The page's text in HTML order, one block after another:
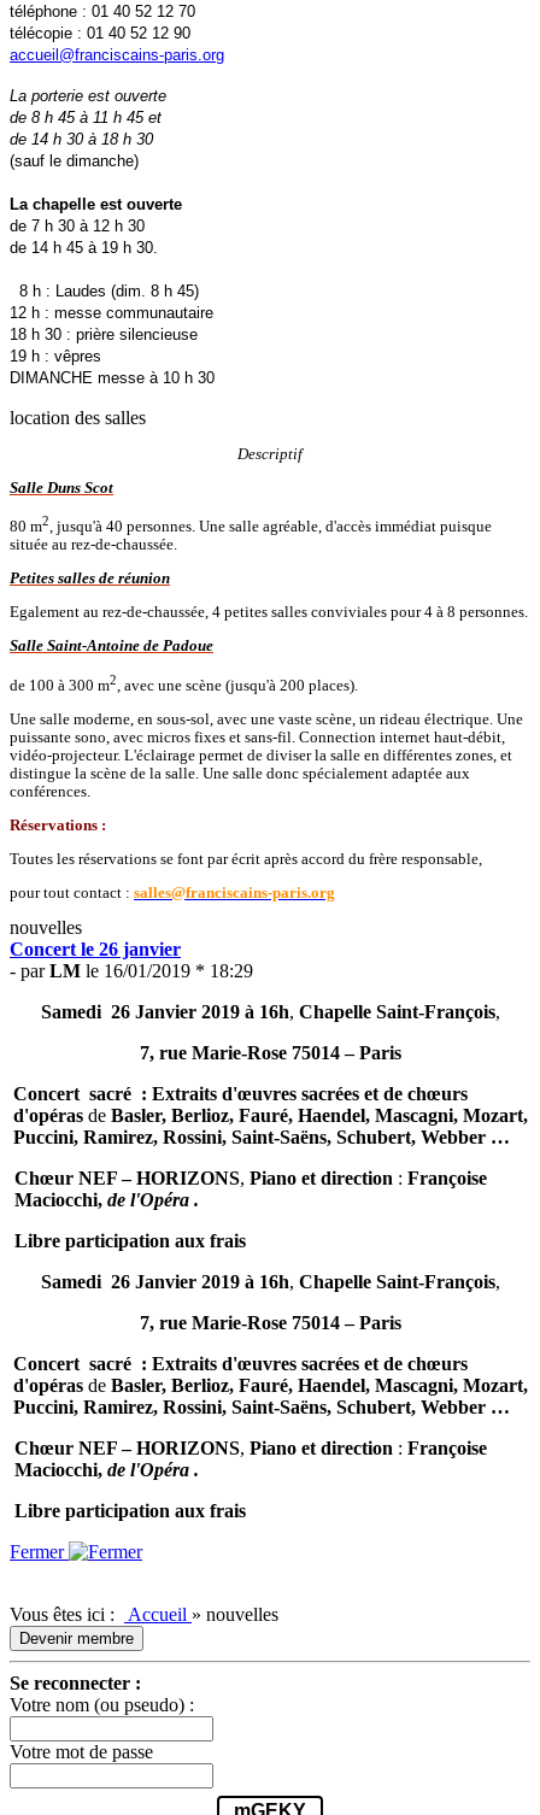
téléphone : 01 40 52 12 70
télécopie : 01 40 52 12 90
accueil@franciscains-paris.org
La porterie est ouverte
de 8 h 45 à 11 h 45 et
de 14 h 30 à 18 h 30
(sauf le dimanche)
La chapelle est ouverte
de 7 h 30 à 12 h 30
de 14 h 45 à 19 h 30.
8 h : Laudes (dim. 8 h 45)
12 h : messe communautaire
18 h 30 : prière silencieuse
19 h : vêpres
DIMANCHE messe à 10 h 30
location des salles
Descriptif
Salle Duns Scot
80 m2, jusqu'à 40 personnes. Une salle agréable, d'accès immédiat puisque
située au rez-de-chaussée.
Petites salles de réunion
Egalement au rez-de-chaussée, 4 petites salles conviviales pour 4 à 8 personnes.
Salle Saint-Antoine de Padoue
de 100 à 300 m2 , avec une scène (jusqu'à 200 places).
Une salle moderne, en sous-sol, avec une vaste scène, un rideau électrique. Une
puissante sono, avec micros fixes et sans-fil. Connection internet haut-débit,
vidéo-projecteur. L'éclairage permet de diviser la salle en différentes zones, et
distingue la scène de la salle. Une salle donc spécialement adaptée aux
conférences.
Réservations :
Toutes les réservations se font par écrit après accord du frère responsable,
pour tout contact : salles@franciscains-paris.org
nouvelles
Concert le 26 janvier
- parLM le 16/01/2019 * 18:29
Samedi 26 Janvier 2019 à 16h, Chapelle Saint-François,
7, rue Marie-Rose 75014 – Paris
Concert sacré : Extraits d'œuvres sacrées et de chœurs
d'opérasde Basler, Berlioz, Fauré, Haendel, Mascagni, Mozart,
Puccini, Ramirez, Rossini, Saint-Saëns, Schubert, Webber …
Chœur NEF – HORIZONS,Piano et direction :Françoise
Maciocchi, de l'Opéra .
Libre participation aux frais
Samedi 26 Janvier 2019 à 16h, Chapelle Saint-François,
7, rue Marie-Rose 75014 – Paris
Concert sacré : Extraits d'œuvres sacrées et de chœurs
d'opérasde Basler, Berlioz, Fauré, Haendel, Mascagni, Mozart,
Puccini, Ramirez, Rossini, Saint-Saëns, Schubert, Webber …
Chœur NEF – HORIZONS,Piano et direction :Françoise
Maciocchi, de l'Opéra .
Libre participation aux frais
Fermer
Vous êtes ici : Accueil » nouvelles
Devenir membre
Se reconnecter :
Votre nom (ou pseudo) :
Votre mot de passe
mGEKY